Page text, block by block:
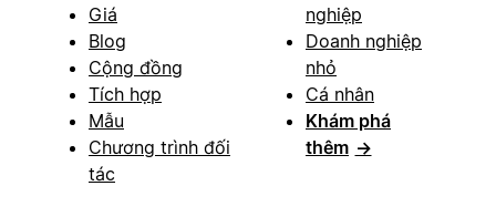
Giá
Blog
Cộng đồng
Tích hợp
Mẫu
Chương trình đối
tác
nghiệp
Doanh nghiệp
nhỏ
Cá nhân
Khám phá
thêm →